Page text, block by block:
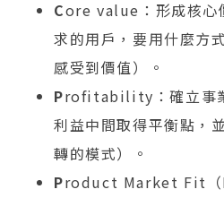
Core value：形成核心
求的用戶，要用什麼方
感受到價值）。
Profitability：確立事
利益中間取得平衡點，
轉的模式）。
Product Market Fit（